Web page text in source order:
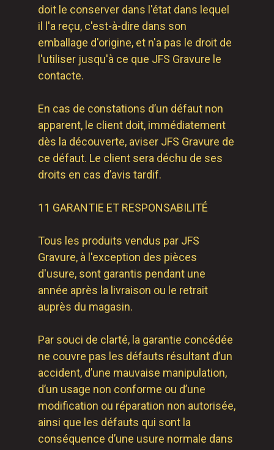
doit le conserver dans l'état dans lequel
il l'a reçu, c'est-à-dire dans son
emballage d'origine, et n'a pas le droit de
l'utiliser jusqu'à ce que JFS Gravure le
contacte.
En cas de constations d’un défaut non
apparent, le client doit, immédiatement
dès la découverte, aviser JFS Gravure de
ce défaut. Le client sera déchu de ses
droits en cas d’avis tardif.
11 GARANTIE ET RESPONSABILITÉ
Tous les produits vendus par JFS
Gravure, à l'exception des pièces
d'usure, sont garantis pendant une
année après la livraison ou le retrait
auprès du magasin.
Par souci de clarté, la garantie concédée
ne couvre pas les défauts résultant d’un
accident, d’une mauvaise manipulation,
d’un usage non conforme ou d’une
modification ou réparation non autorisée,
ainsi que les défauts qui sont la
conséquence d’une usure normale dans